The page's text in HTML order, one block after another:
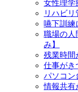
女性理学
リハビ
嚥下訓練
職場の人
み】
残業時間
仕事がき
パソコン
情報共有